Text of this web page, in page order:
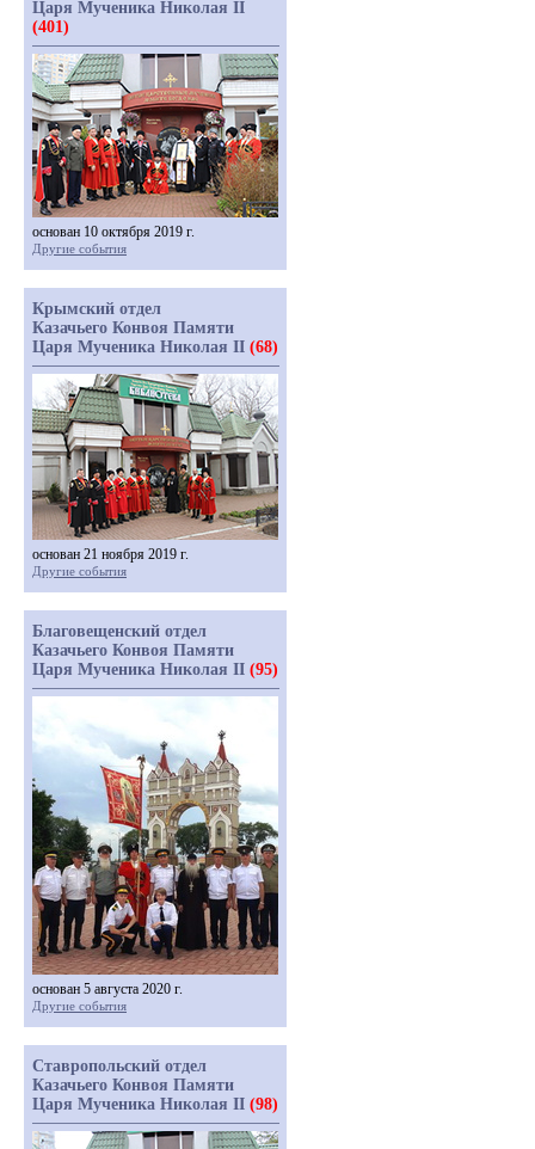
Царя Мученика Николая II
(401)
основан 10 октября 2019 г.
Другие события
Крымский отдел
Казачьего Конвоя Памяти
Царя Мученика Николая II (68)
основан 21 ноября 2019 г.
Другие события
Благовещенский отдел
Казачьего Конвоя Памяти
Царя Мученика Николая II (95)
основан 5 августа 2020 г.
Другие события
Ставропольский отдел
Казачьего Конвоя Памяти
Царя Мученика Николая II (98)